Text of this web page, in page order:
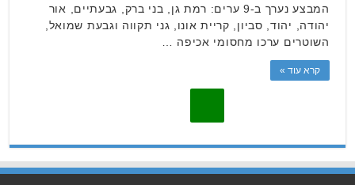
המבצע נערך ב-9 ערים: רמת גן, בני ברק, גבעתיים, אור
יהודה, יהוד, סביון, קריית אונו, גני תקווה וגבעת שמואל,
השוטרים ערכו מחסומי אכיפה …
קרא עוד »